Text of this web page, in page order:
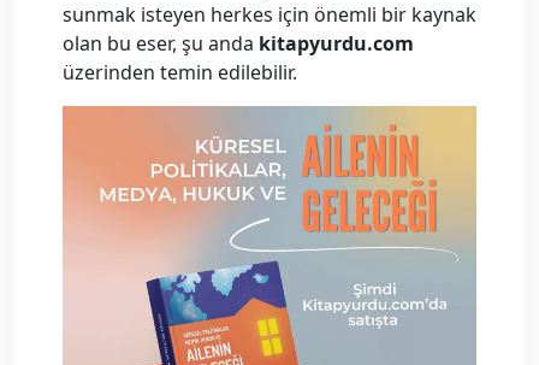
sunmak isteyen herkes için önemli bir kaynak
olan bu eser, şu anda kitapyurdu.com
üzerinden temin edilebilir.